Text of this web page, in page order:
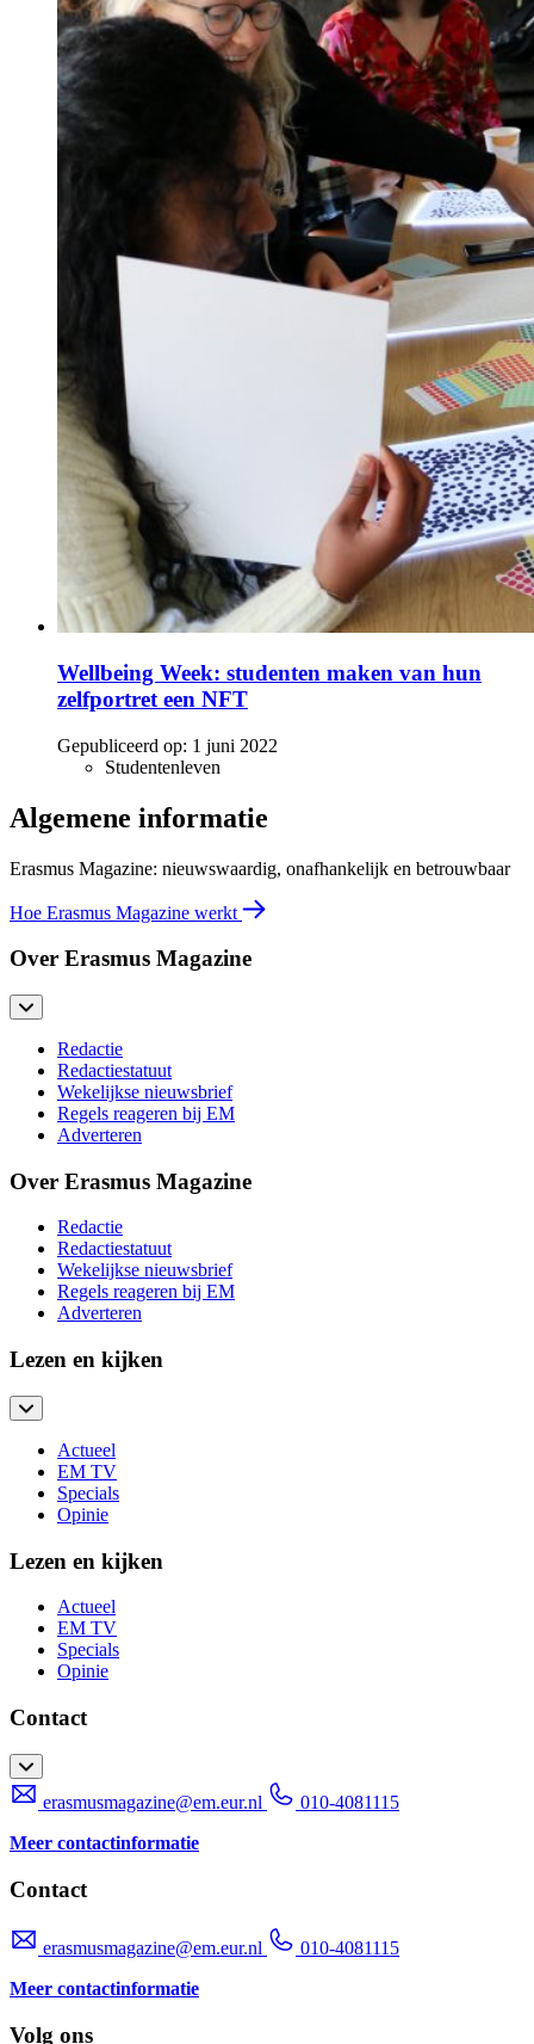
Wellbeing Week: studenten maken van hun
zelfportret een NFT
Gepubliceerd op: 1 juni 2022
Studentenleven
Algemene informatie
Erasmus Magazine: nieuwswaardig, onafhankelijk en betrouwbaar
Hoe Erasmus Magazine werkt
Over Erasmus Magazine
Redactie
Redactiestatuut
Wekelijkse nieuwsbrief
Regels reageren bij EM
Adverteren
Over Erasmus Magazine
Redactie
Redactiestatuut
Wekelijkse nieuwsbrief
Regels reageren bij EM
Adverteren
Lezen en kijken
Actueel
EM TV
Specials
Opinie
Lezen en kijken
Actueel
EM TV
Specials
Opinie
Contact
erasmusmagazine@em.eur.nl
010-4081115
Meer contactinformatie
Contact
erasmusmagazine@em.eur.nl
010-4081115
Meer contactinformatie
Volg ons